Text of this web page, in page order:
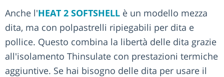
Anche l'HEAT 2 SOFTSHELL è un modello mezza
dita, ma con polpastrelli ripiegabili per dita e
pollice. Questo combina la libertà delle dita grazie
all'isolamento Thinsulate con prestazioni termiche
aggiuntive. Se hai bisogno delle dita per usare il